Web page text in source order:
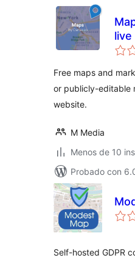
live
Free maps and
or publicly-editable
website.
M Media
Menos de 10
Probado con
Self-hosted GDPR